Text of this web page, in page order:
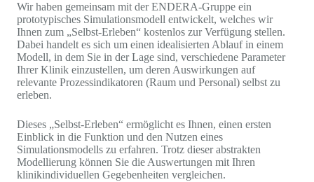
Wir haben gemeinsam mit der ENDERA-Gruppe ein
prototypisches Simulationsmodell entwickelt, welches wir
Ihnen zum „Selbst-Erleben“ kostenlos zur Verfügung stellen.
Dabei handelt es sich um einen idealisierten Ablauf in einem
Modell, in dem Sie in der Lage sind, verschiedene Parameter
Ihrer Klinik einzustellen, um deren Auswirkungen auf
relevante Prozessindikatoren (Raum und Personal) selbst zu
erleben.
Dieses „Selbst-Erleben“ ermöglicht es Ihnen, einen ersten
Einblick in die Funktion und den Nutzen eines
Simulationsmodells zu erfahren. Trotz dieser abstrakten
Modellierung können Sie die Auswertungen mit Ihren
klinikindividuellen Gegebenheiten vergleichen.